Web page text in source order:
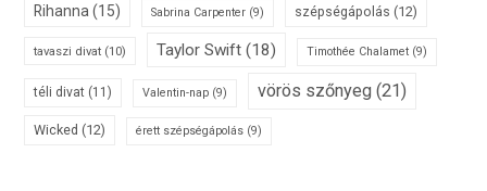
Rihanna(15) Sabrina Carpenter (9) szépségápolás (12)
tavaszi divat (10) Taylor Swift (18) Timothée Chalamet (9)
téli divat (11) Valentin-nap (9) vörös szőnyeg (21)
Wicked (12) érett szépségápolás (9)